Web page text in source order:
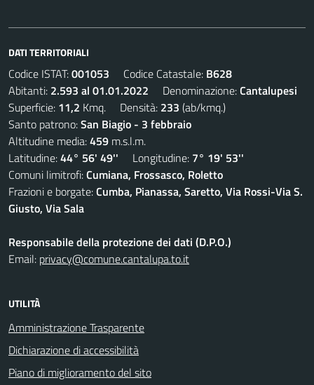
DATI TERRITORIALI
Codice ISTAT:001053 Codice Catastale: B628
Abitanti: 2.593 al 01.01.2022 Denominazione:Cantalupesi
Superficie: 11,2 Kmq. Densità: 233 (ab/kmq.)
Santo patrono:San Biagio - 3 febbraio
Altitudine media:459 m.s.l.m.
Latitudine:44° 56' 49'' Longitudine: 7° 19' 53''
Comuni limitrofi:Cumiana, Frossasco, Roletto
Frazioni e borgate:Cumba, Pianassa, Saretto, Via Rossi-Via S.
Giusto, Via Sala
Responsabile della protezione dei dati (D.P.O.)
Email: privacy@comune.cantalupa.to.it
UTILITÀ
Amministrazione Trasparente
Dichiarazione di accessibilità
Piano di miglioramento del sito